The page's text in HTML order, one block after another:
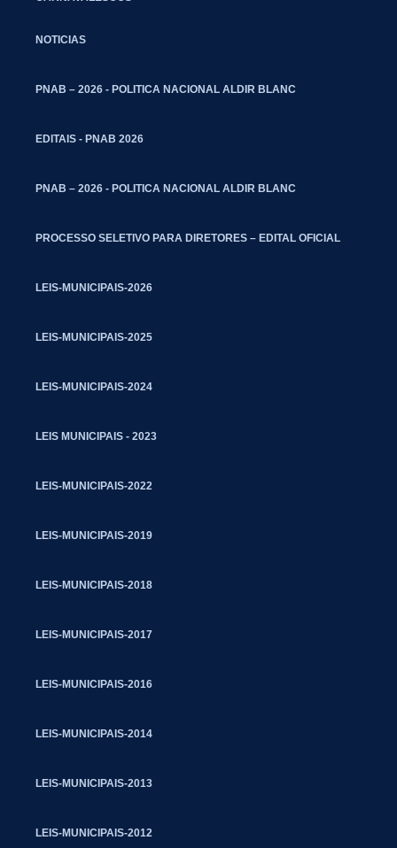
NOTICIAS
PNAB – 2026 - POLITICA NACIONAL ALDIR BLANC
EDITAIS - PNAB 2026
PNAB – 2026 - POLITICA NACIONAL ALDIR BLANC
PROCESSO SELETIVO PARA DIRETORES – EDITAL OFICIAL
LEIS-MUNICIPAIS-2026
LEIS-MUNICIPAIS-2025
LEIS-MUNICIPAIS-2024
LEIS MUNICIPAIS - 2023
LEIS-MUNICIPAIS-2022
LEIS-MUNICIPAIS-2019
LEIS-MUNICIPAIS-2018
LEIS-MUNICIPAIS-2017
LEIS-MUNICIPAIS-2016
LEIS-MUNICIPAIS-2014
LEIS-MUNICIPAIS-2013
LEIS-MUNICIPAIS-2012